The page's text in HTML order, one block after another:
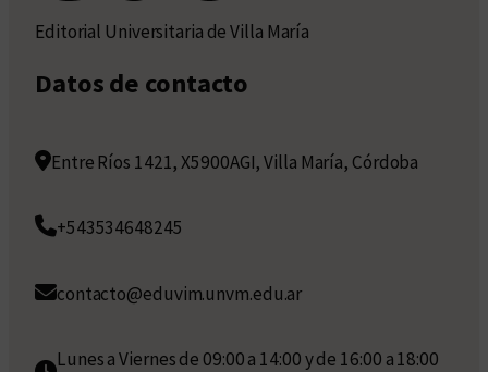
Editorial Universitaria de Villa María
Datos de contacto
Entre Ríos 1421, X5900AGI, Villa María, Córdoba
+543534648245
contacto@eduvim.unvm.edu.ar
Lunes a Viernes de 09:00 a 14:00 y de 16:00 a 18:00